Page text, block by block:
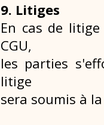
9. Litiges
En cas de
CGU,
les parties
litige
sera soumis à